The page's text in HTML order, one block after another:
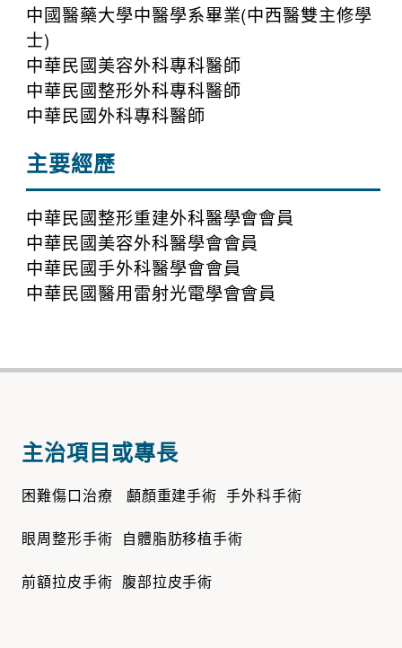
中國醫藥大學中醫學系畢業(中西醫雙主修學
士)
中華民國美容外科專科醫師
中華民國整形外科專科醫師
中華民國外科專科醫師
主要經歷
中華民國整形重建外科醫學會會員
中華民國美容外科醫學會會員
中華民國手外科醫學會會員
中華民國醫用雷射光電學會會員
主治項目或專長
困難傷口治療 顱顏重建手術 手外科手術
眼周整形手術 自體脂肪移植手術
前額拉皮手術 腹部拉皮手術